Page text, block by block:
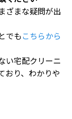
ざまな疑問が出
でも こちらから
い宅配クリーニ
おり、わかりや